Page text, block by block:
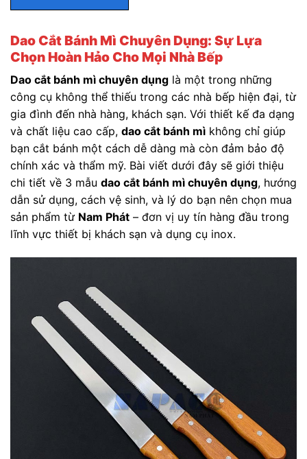
Dao Cắt Bánh Mì Chuyên Dụng: Sự Lựa
Chọn Hoàn Hảo Cho Mọi Nhà Bếp
Dao cắt bánh mì chuyên dụng là một trong những
công cụ không thể thiếu trong các nhà bếp hiện đại, từ
gia đình đến nhà hàng, khách sạn. Với thiết kế đa dạng
và chất liệu cao cấp, dao cắt bánh mì không chỉ giúp
bạn cắt bánh một cách dễ dàng mà còn đảm bảo độ
chính xác và thẩm mỹ. Bài viết dưới đây sẽ giới thiệu
chi tiết về 3 mẫu dao cắt bánh mì chuyên dụng, hướng
dẫn sử dụng, cách vệ sinh, và lý do bạn nên chọn mua
sản phẩm từ Nam Phát – đơn vị uy tín hàng đầu trong
lĩnh vực thiết bị khách sạn và dụng cụ inox.